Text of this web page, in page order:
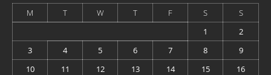
M
T W T F S
S
1
2
3
4 5 6 7 8
9
10
11 12 13 14 15
16